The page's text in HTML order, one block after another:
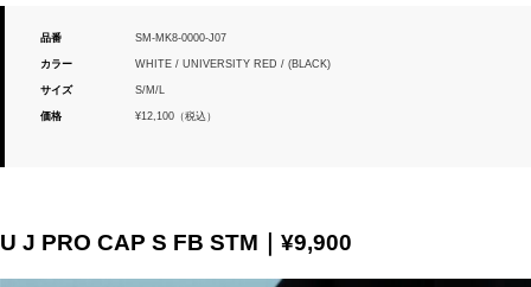
品番 SM-MK8-0000-J07
カラー WHITE / UNIVERSITY RED / (BLACK)
サイズ S/M/L
価格 ¥12,100（税込）
U J PRO CAP S FB STM｜¥9,900